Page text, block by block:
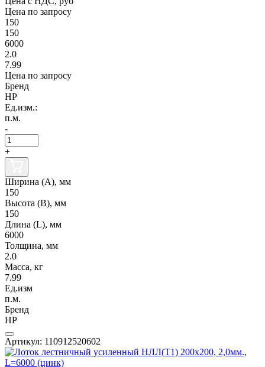
Цена по запросу
150
150
6000
2.0
7.99
Цена по запросу
Бренд
НР
Ед.изм.:
п.м.
-
+
Ширина (А), мм
150
Высота (В), мм
150
Длина (L), мм
6000
Толщина, мм
2.0
Масса, кг
7.99
Ед.изм
п.м.
Бренд
НР
Артикул: 110912520602